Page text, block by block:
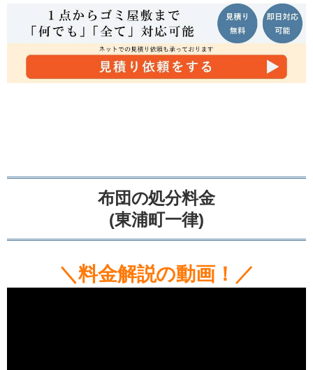
布団の処分料金
(東浦町一律)
＼料金解説の動画！／